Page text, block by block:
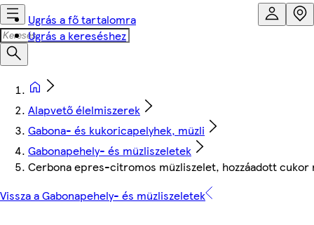
Ugrás a fő tartalomra
Ugrás a kereséshez
Alapvető élelmiszerek
Gabona- és kukoricapelyhek, müzli
Gabonapehely- és müzliszeletek
Cerbona epres-citromos müzliszelet, hozzáadott
Vissza a Gabonapehely- és müzliszeletek